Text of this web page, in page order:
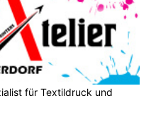
für Textildruck und